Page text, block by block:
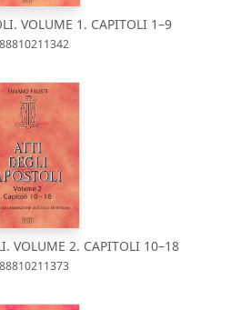
VOLUME 1. CAPITOLI 1–9
VOLUME 2. CAPITOLI 10–18